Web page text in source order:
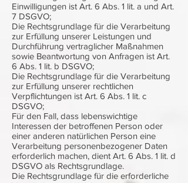
Einwilligungen ist Art. 6 Abs. 1 lit. a und Art.
7 DSGVO;
Die Rechtsgrundlage für die Verarbeitung
zur Erfüllung unserer Leistungen und
Durchführung vertraglicher Maßnahmen
sowie Beantwortung von Anfragen ist Art.
6 Abs. 1 lit. b DSGVO;
Die Rechtsgrundlage für die Verarbeitung
zur Erfüllung unserer rechtlichen
Verpflichtungen ist Art. 6 Abs. 1 lit. c
DSGVO;
Für den Fall, dass lebenswichtige
Interessen der betroffenen Person oder
einer anderen natürlichen Person eine
Verarbeitung personenbezogener Daten
erforderlich machen, dient Art. 6 Abs. 1 lit. d
DSGVO als Rechtsgrundlage.
Die Rechtsgrundlage für die erforderliche